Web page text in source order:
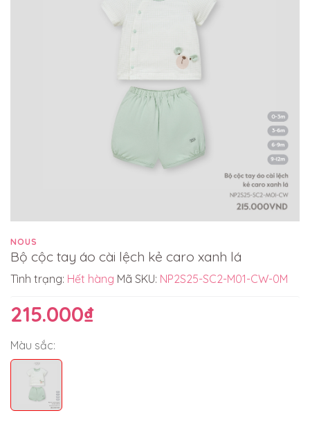
NOUS
Bộ cộc tay áo cài lệch kẻ caro xanh lá
Tình trạng: Hết hàng Mã SKU: NP2S25-SC2-M01-CW-0M
215.000₫
Màu sắc: